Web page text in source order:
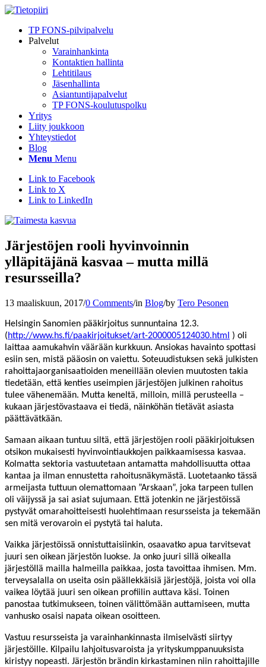
TP FONS-pilvipalvelu
Palvelut
Varainhankinta
Kontaktien hallinta
Lehtitilaus
Jäsenhallinta
Asiantuntijapalvelut
TP FONS-koulutuspolku
Yritys
Liity joukkoon
Yhteystiedot
Blog
Menu Menu
Link to Facebook
Link to X
Link to LinkedIn
Järjestöjen rooli hyvinvoinnin
ylläpitäjänä kasvaa – mutta millä
resursseilla?
13 maaliskuun, 2017/0 Comments/in Blog/by Tero Pesonen
Helsingin Sanomien pääkirjoitus sunnuntaina 12.3.
(http://www.hs.fi/paakirjoitukset/art-2000005124030.html
) oli
laittaa aamukahvin väärään kurkkuun. Ansiokas havainto spottasi
esiin sen, mistä pääosin on vaiettu. Soteuudistuksen sekä julkisten
rahoittajaorganisaatioiden meneillään olevien muutosten takia
tiedetään, että kenties useimpien järjestöjen julkinen rahoitus
tulee vähenemään. Mutta keneltä, milloin, millä perusteella –
kukaan järjestövastaava ei tiedä, näinköhän tietävät asiasta
päättävätkään.
Samaan aikaan tuntuu siltä, että järjestöjen rooli pääkirjoituksen
otsikon mukaisesti hyvinvointiaukkojen paikkaamisessa kasvaa.
Kolmatta sektoria vastuutetaan antamatta mahdollisuutta ottaa
kantaa ja ilman ennustetta rahoitusnäkymästä. Luotetaanko tässä
armeijasta tuttuun olemattomaan ”Arskaan”, joka tarpeen tullen
oli väijyssä ja sai asiat sujumaan. Että jotenkin ne järjestöissä
pystyvät omarahoitteisesti huolehtimaan resursseista ja tekemään
sen mitä verovaroin ei pystytä tai haluta.
Vaikka järjestöissä onnistuttaisiinkin, osaavatko apua tarvitsevat
juuri sen oikean järjestön luokse. Ja onko juuri sillä oikealla
järjestöllä mailla halmeilla paikkaa, josta tavoittaa ihmisen. Mm.
terveysalalla on useita osin päällekkäisiä järjestöjä, joista voi olla
vaikea löytää juuri sen oikean profiilin auttava käsi. Toinen
panostaa tutkimukseen, toinen välittömään auttamiseen, mutta
vanhusko osaisi napata oikean osoitteen.
Vastuu resursseista ja varainhankinnasta ilmiselvästi siirtyy
järjestöille. Kilpailu lahjoitusvaroista ja yrityskumppanuuksista
kiristyy nopeasti. Järjestön brändin kirkastaminen niin rahoittajille